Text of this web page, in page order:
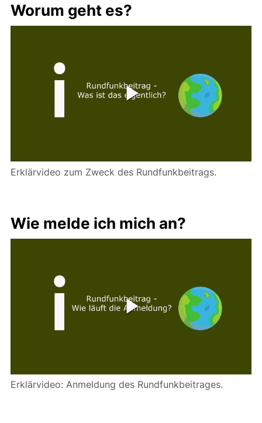
Rundfunkbeitrag Videos
Worum geht es?
Erklärvideo zum Zweck des Rundfunkbeitrags.
Wie melde ich mich an?
Erklärvideo: Anmeldung des Rundfunkbeitrages.